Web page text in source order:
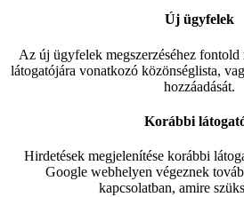
Új ügyfelek
Az új ügyfelek megszerzéséhez fontold
látogatójára vonatkozó közönséglista,
hozzáadását.
Korábbi
Hirdetések megjelenítése korábbi
Google webhelyen végeznek
kapcsolatban, amire